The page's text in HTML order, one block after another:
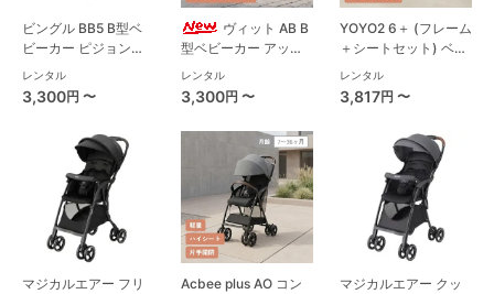
ビングル BB5 B型ベ
ビーカー ピジョン
(pigeon)
レンタル
3,300円 〜
ヴィット AB B
型ベビーカー アップ
リカ(Aprica)
レンタル
3,300円 〜
YOYO2 6＋ (フレーム
＋シートセット) ベビ
ーゼン(BABYZEN) B
型ベビーカー
レンタル
3,817円 〜
マジカルエアー フリ
Acbee plus AO コン
マジカルエアー クッ